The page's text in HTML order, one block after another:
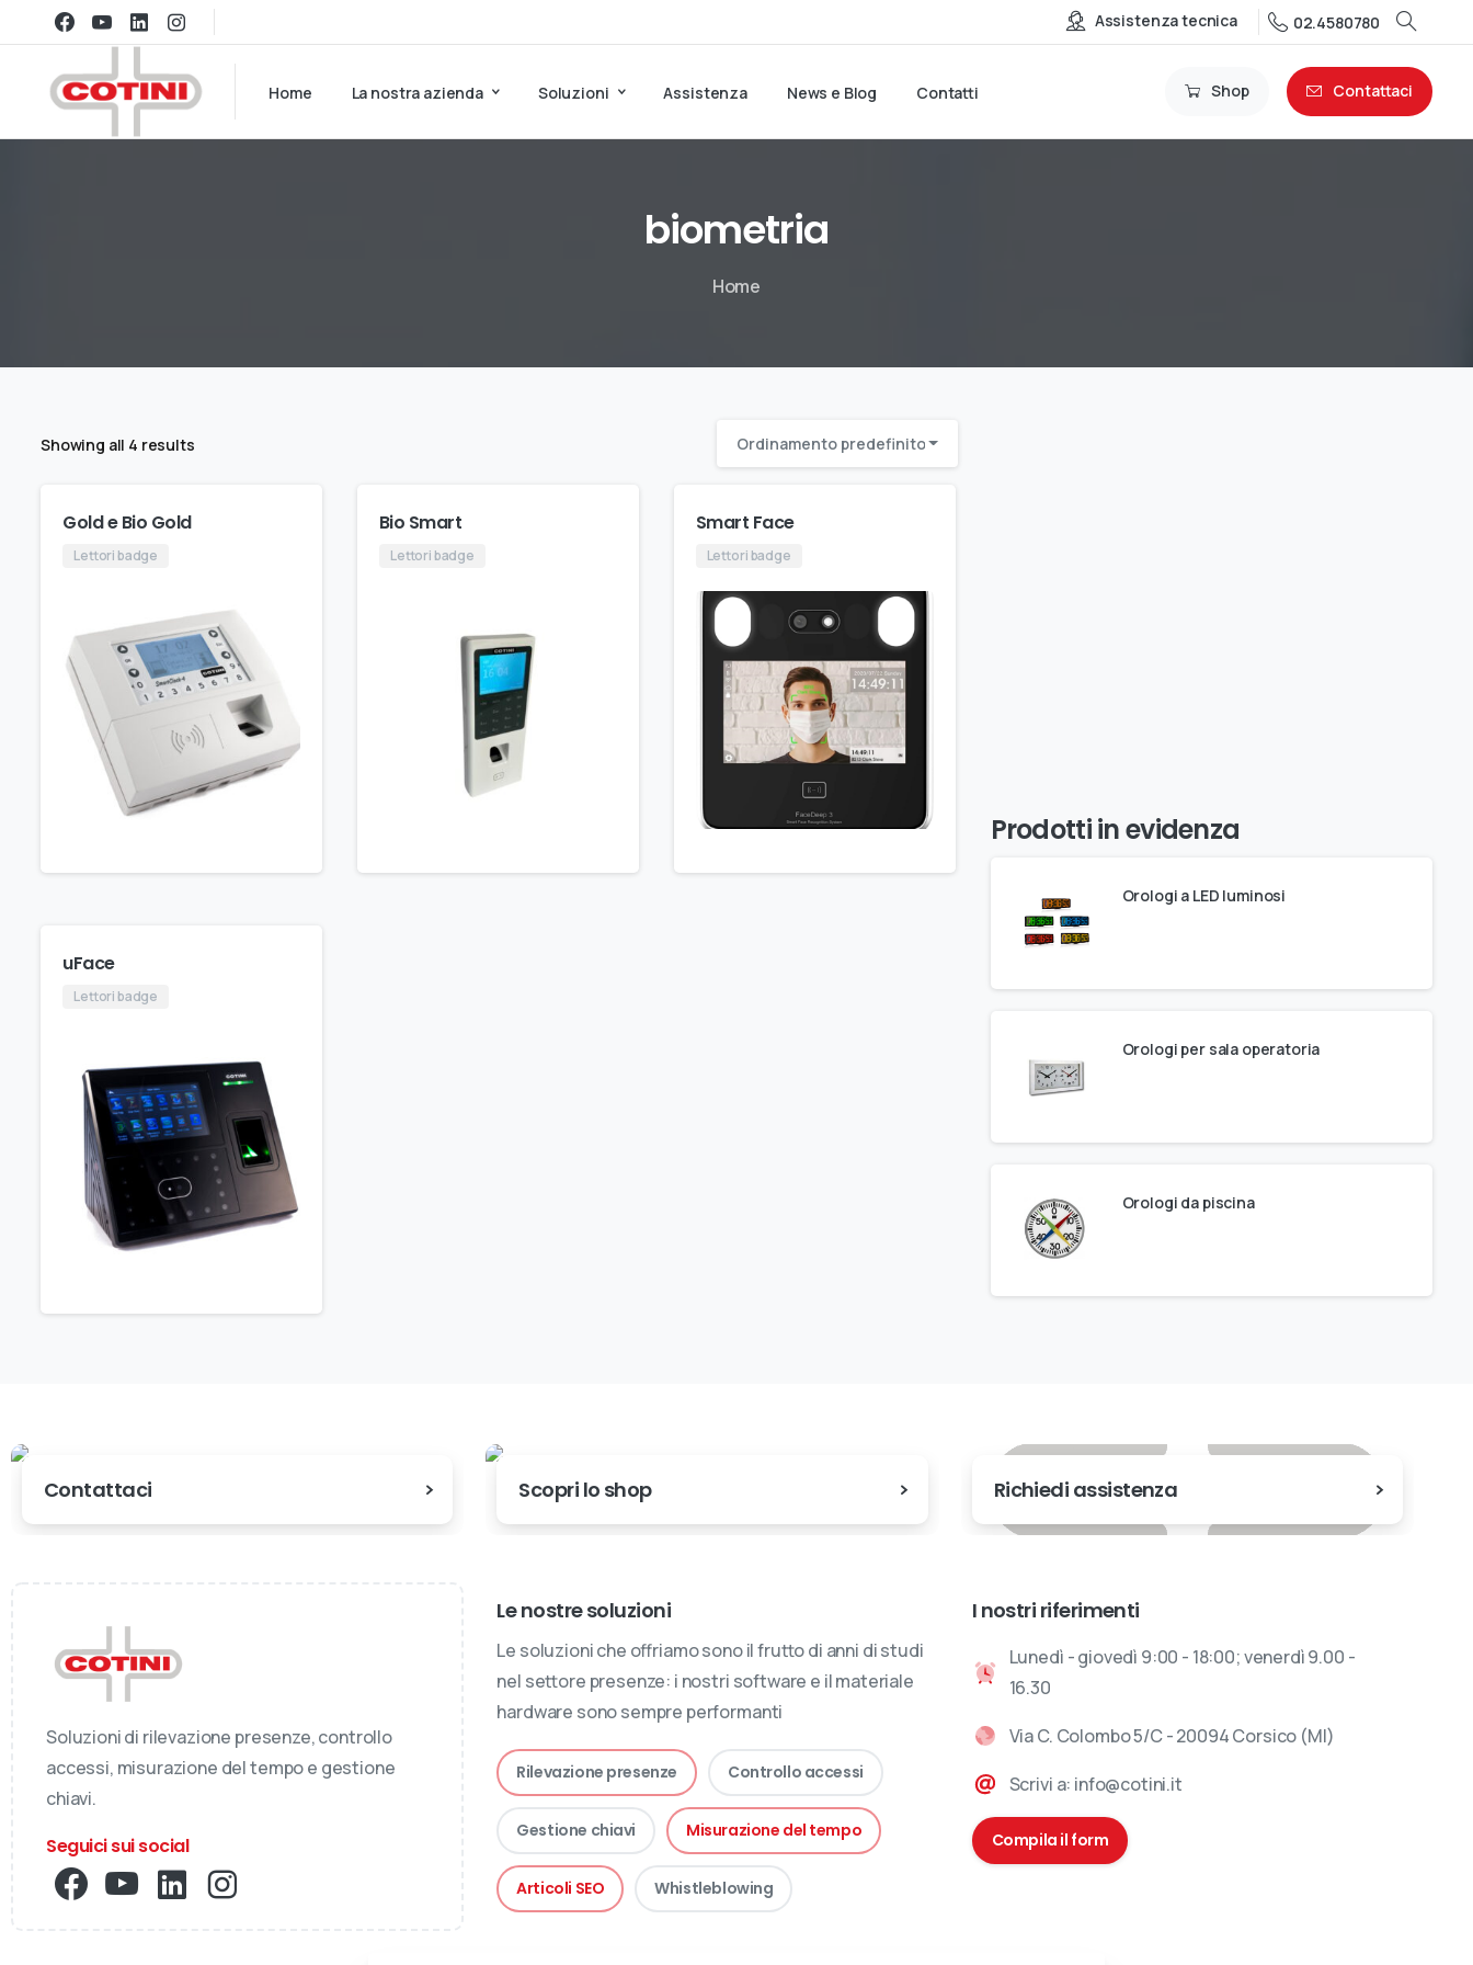
Assistenza tecnica 02.4580780
Home La nostra azienda Soluzioni Assistenza News e Blog Contatti Shop Contattaci
biometria
Home
Showing all 4 results Ordinamento predefinito
Gold e Bio Gold
Lettori badge
Bio Smart
Lettori badge
Smart Face
Lettori badge
uFace
Lettori badge
Prodotti in evidenza
Orologi a LED luminosi
Orologi per sala operatoria
Orologi da piscina
Contattaci Scopri lo shop Richiedi assistenza
Soluzioni di rilevazione presenze, controllo
accessi, misurazione del tempo e gestione
chiavi.
Seguici sui social
Le nostre soluzioni
Le soluzioni che offriamo sono il frutto di anni di studi
nel settore presenze: i nostri software e il materiale
hardware sono sempre performanti
Rilevazione presenze Controllo accessi
Gestione chiavi Misurazione del tempo
Articoli SEO Whistleblowing
I nostri riferimenti
Lunedì - giovedì 9:00 - 18:00; venerdì 9.00 -
16.30
Via C. Colombo 5/C - 20094 Corsico (MI)
Scrivi a: info@cotini.it
Compila il form